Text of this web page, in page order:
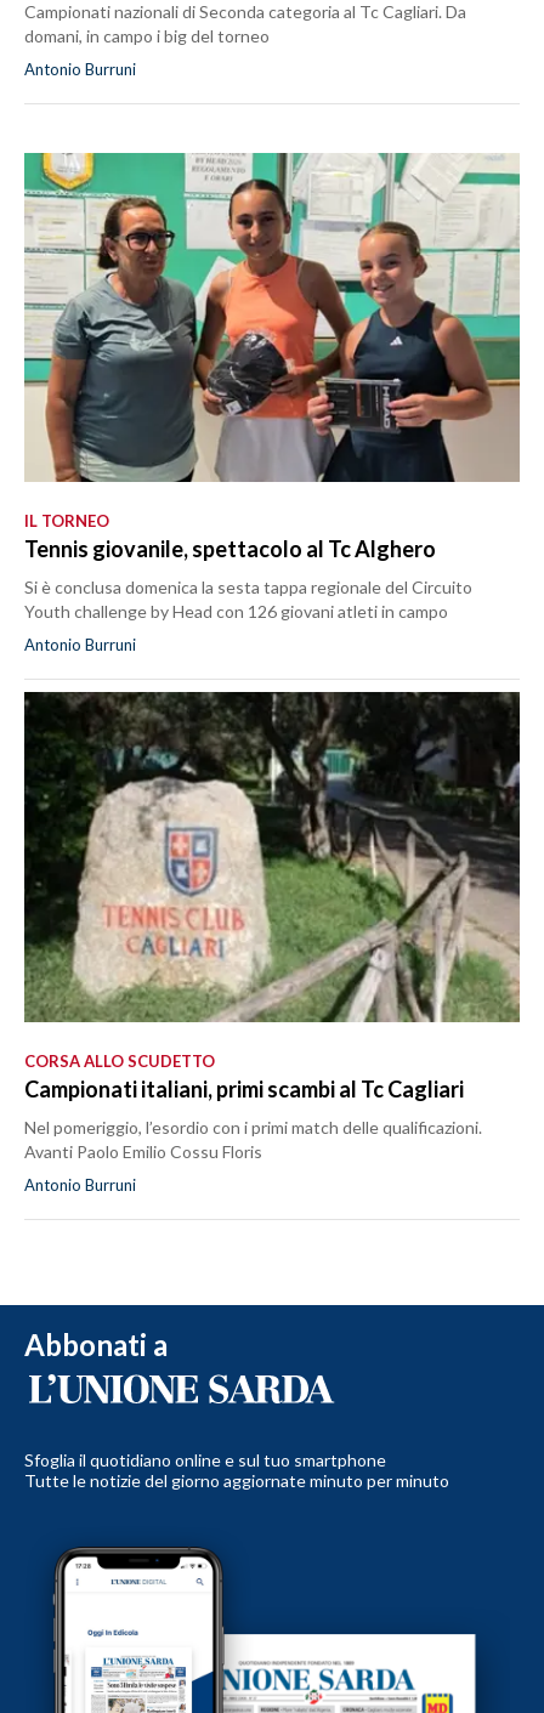
Campionati nazionali di Seconda categoria al Tc Cagliari. Da
domani, in campo i big del torneo
Antonio Burruni
IL TORNEO
Tennis giovanile, spettacolo al Tc Alghero
Si è conclusa domenica la sesta tappa regionale del Circuito
Youth challenge by Head con 126 giovani atleti in campo
Antonio Burruni
CORSA ALLO SCUDETTO
Campionati italiani, primi scambi al Tc Cagliari
Nel pomeriggio, l’esordio con i primi match delle qualificazioni.
Avanti Paolo Emilio Cossu Floris
Antonio Burruni
Abbonati a
Sfoglia il quotidiano online e sul tuo smartphone
Tutte le notizie del giorno aggiornate minuto per minuto